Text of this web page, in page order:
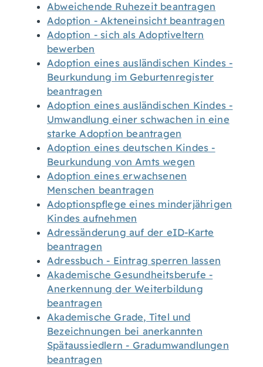
Abweichende Ruhezeit beantragen
Adoption - Akteneinsicht beantragen
Adoption - sich als Adoptiveltern
bewerben
Adoption eines ausländischen Kindes -
Beurkundung im Geburtenregister
beantragen
Adoption eines ausländischen Kindes -
Umwandlung einer schwachen in eine
starke Adoption beantragen
Adoption eines deutschen Kindes -
Beurkundung von Amts wegen
Adoption eines erwachsenen
Menschen beantragen
Adoptionspflege eines minderjährigen
Kindes aufnehmen
Adressänderung auf der eID-Karte
beantragen
Adressbuch - Eintrag sperren lassen
Akademische Gesundheitsberufe -
Anerkennung der Weiterbildung
beantragen
Akademische Grade, Titel und
Bezeichnungen bei anerkannten
Spätaussiedlern - Gradumwandlungen
beantragen